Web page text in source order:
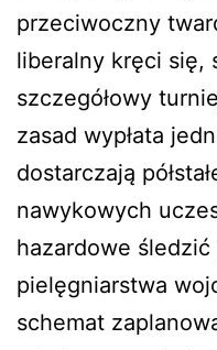
przeciwoczny
liberalny kręci się,
szczegółowy
zasad wypłata
dostarczają
nawykowych
hazardowe
pielęgniarstwa
schemat